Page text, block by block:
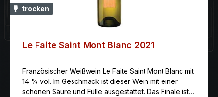
trocken
Le Faite Saint Mont Blanc 2021
Französischer Weißwein Le Faite Saint Mont Blanc mit
14 % vol. Im Geschmack ist dieser Wein mit einer
schönen Säure und Fülle ausgestattet. Das Finale ist